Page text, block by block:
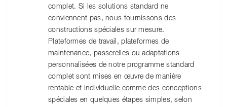
complet. Si les solutions standard ne
conviennent pas, nous fournissons des
constructions spéciales sur mesure.
Plateformes de travail, plateformes de
maintenance, passerelles ou adaptations
personnalisées de notre programme standard
complet sont mises en œuvre de manière
rentable et individuelle comme des conceptions
spéciales en quelques étapes simples, selon